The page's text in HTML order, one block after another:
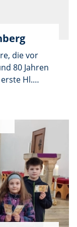
Leckeres
Kuchen
die vor
80 Jahren
Hl.